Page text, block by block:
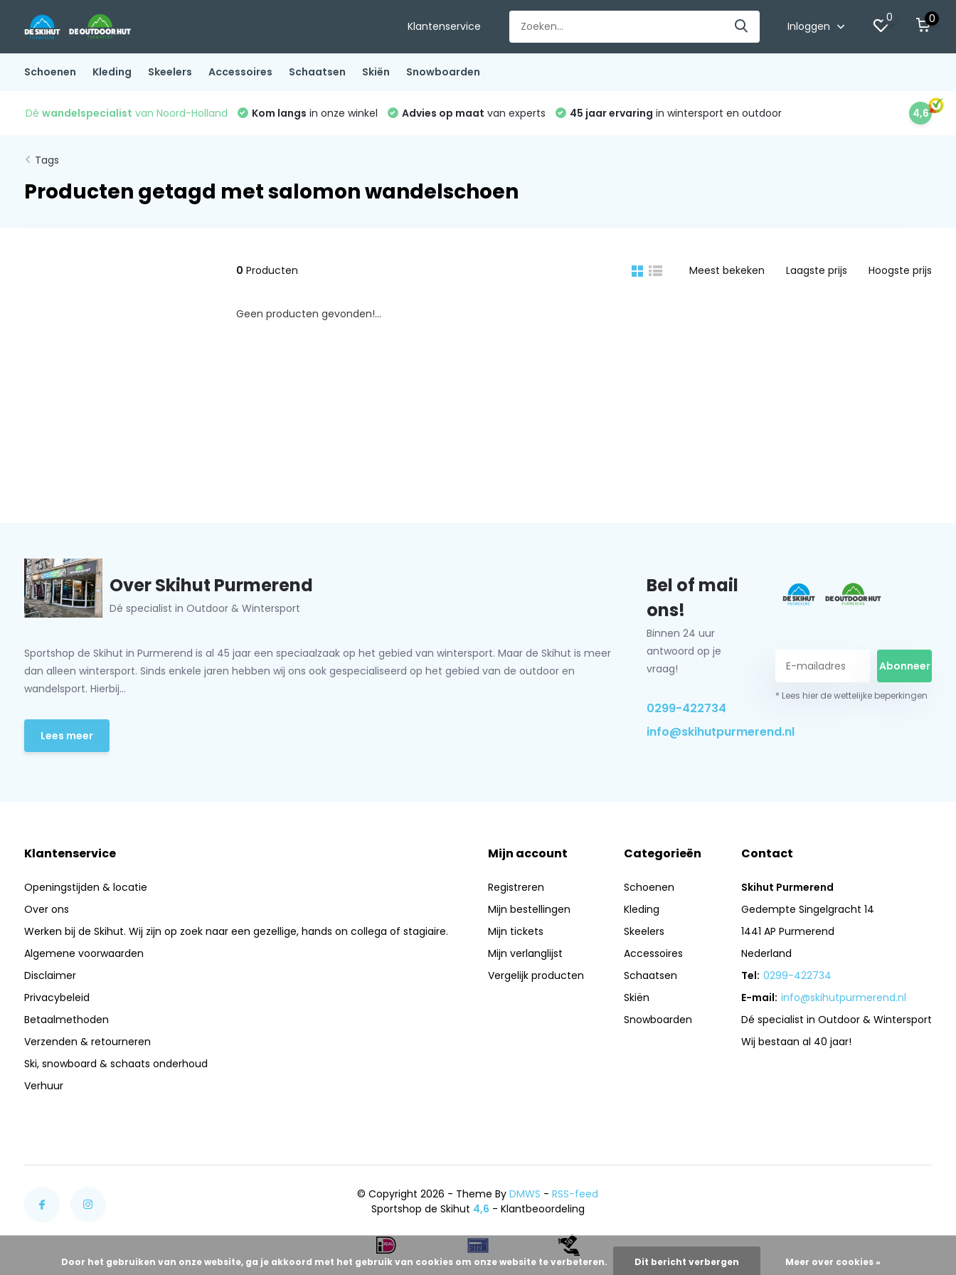
Klantenservice Inloggen
0 0
Schoenen Kleding Skeelers Accessoires Schaatsen Skiën Snowboarden
Dé wandelspecialist van Noord-Holland Kom langs in onze winkel Advies op maat van experts 45 jaar ervaring in wintersport en outdoor 4,6
Tags
Producten getagd met salomon wandelschoen
0 Producten Meest bekeken Laagste prijs Hoogste prijs
Geen producten gevonden!...
Over Skihut Purmerend
Dé specialist in Outdoor & Wintersport
Sportshop de Skihut in Purmerend is al 45 jaar een speciaalzaak op het gebied van wintersport. Maar de Skihut is meer
dan alleen wintersport. Sinds enkele jaren hebben wij ons ook gespecialiseerd op het gebied van de outdoor en
wandelsport. Hierbij...
Lees meer
Bel of mail
ons!
Binnen 24 uur
antwoord op je
vraag!
0299-422734
info@skihutpurmerend.nl
Abonneer
* Lees hier de wettelijke beperkingen
Klantenservice
Openingstijden & locatie
Over ons
Werken bij de Skihut. Wij zijn op zoek naar een gezellige, hands on collega of stagiaire.
Algemene voorwaarden
Disclaimer
Privacybeleid
Betaalmethoden
Verzenden & retourneren
Ski, snowboard & schaats onderhoud
Verhuur
Mijn account
Registreren
Mijn bestellingen
Mijn tickets
Mijn verlanglijst
Vergelijk producten
Categorieën
Schoenen
Kleding
Skeelers
Accessoires
Schaatsen
Skiën
Snowboarden
Contact
Skihut Purmerend
Gedempte Singelgracht 14
1441 AP Purmerend
Nederland
Tel: 0299-422734
E-mail: info@skihutpurmerend.nl
Dé specialist in Outdoor & Wintersport
Wij bestaan al 40 jaar!
© Copyright 2026 - Theme ByDMWS -RSS-feed
Sportshop de Skihut 4,6 - Klantbeoordeling
Door het gebruiken van onze website, ga je akkoord met het gebruik van cookies om onze website te verbeteren. Dit bericht verbergen Meer over cookies »